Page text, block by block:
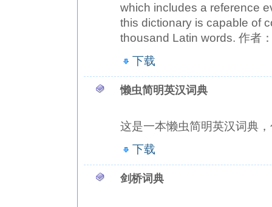
which includes a reference
this dictionary is capable of
thousand Latin words. 作者
下载
懒虫简明英汉词典
这是一本懒虫简明英汉词典
下载
剑桥词典